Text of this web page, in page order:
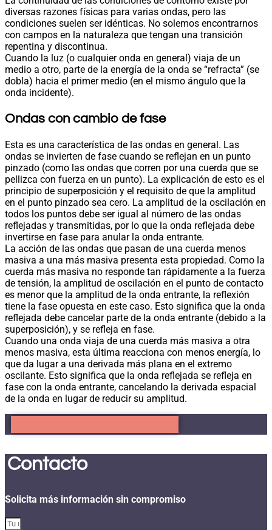
diversas razones físicas para varias ondas, pero las
condiciones suelen ser idénticas. No solemos encontrarnos
con campos en la naturaleza que tengan una transición
repentina y discontinua.
Cuando la luz (o cualquier onda en general) viaja de un
medio a otro, parte de la energía de la onda se “refracta” (se
dobla) hacia el primer medio (en el mismo ángulo que la
onda incidente).
Ondas con cambio de fase
Esta es una característica de las ondas en general. Las
ondas se invierten de fase cuando se reflejan en un punto
pinzado (como las ondas que corren por una cuerda que se
pellizca con fuerza en un punto). La explicación de esto es el
principio de superposición y el requisito de que la amplitud
en el punto pinzado sea cero. La amplitud de la oscilación en
todos los puntos debe ser igual al número de las ondas
reflejadas y transmitidas, por lo que la onda reflejada debe
invertirse en fase para anular la onda entrante.
La acción de las ondas que pasan de una cuerda menos
masiva a una más masiva presenta esta propiedad. Como la
cuerda más masiva no responde tan rápidamente a la fuerza
de tensión, la amplitud de oscilación en el punto de contacto
es menor que la amplitud de la onda entrante, la reflexión
tiene la fase opuesta en este caso. Esto significa que la onda
reflejada debe cancelar parte de la onda entrante (debido a la
superposición), y se refleja en fase.
Cuando una onda viaja de una cuerda más masiva a otra
menos masiva, esta última reacciona con menos energía, lo
que da lugar a una derivada más plana en el extremo
oscilante. Esto significa que la onda reflejada se refleja en
fase con la onda entrante, cancelando la derivada espacial
de la onda en lugar de reducir su amplitud.
Contacto
Solicita más información sin compromiso